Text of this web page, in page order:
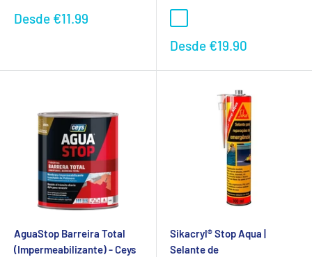
Preço
Desde €11.99
Preço
Desde €19.90
AguaStop Barreira Total
(Impermeabilizante) - Ceys
Sikacryl® Stop Aqua |
Selante de